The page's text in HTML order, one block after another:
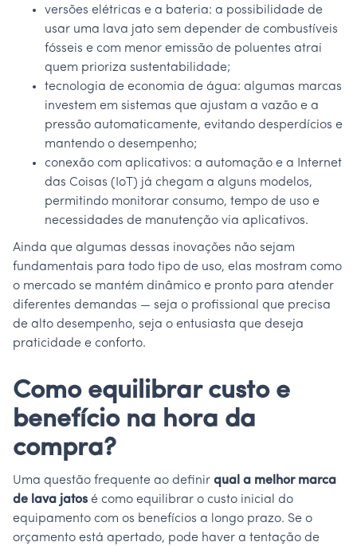
versões elétricas e a bateria: a possibilidade de
usar uma lava jato sem depender de combustíveis
fósseis e com menor emissão de poluentes atrai
quem prioriza sustentabilidade;
tecnologia de economia de água: algumas marcas
investem em sistemas que ajustam a vazão e a
pressão automaticamente, evitando desperdícios e
mantendo o desempenho;
conexão com aplicativos: a automação e a Internet
das Coisas (IoT) já chegam a alguns modelos,
permitindo monitorar consumo, tempo de uso e
necessidades de manutenção via aplicativos.
Ainda que algumas dessas inovações não sejam
fundamentais para todo tipo de uso, elas mostram como
o mercado se mantém dinâmico e pronto para atender
diferentes demandas — seja o profissional que precisa
de alto desempenho, seja o entusiasta que deseja
praticidade e conforto.
Como equilibrar custo e
benefício na hora da
compra?
Uma questão frequente ao definir qual a melhor marca
de lava jatos é como equilibrar o custo inicial do
equipamento com os benefícios a longo prazo. Se o
orçamento está apertado, pode haver a tentação de